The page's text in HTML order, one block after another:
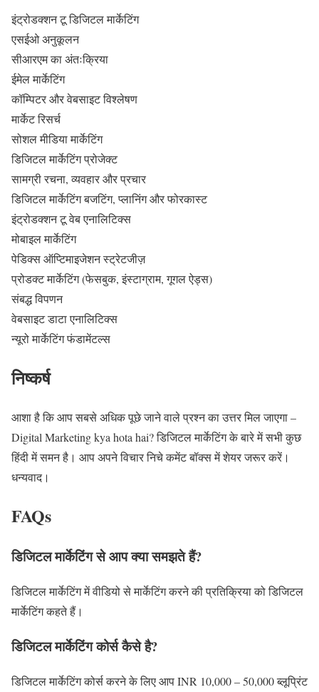
इंट्रोडक्शन टू डिजिटल मार्केटिंग
एसईओ अनुकूलन
सीआरएम का अंतःक्रिया
ईमेल मार्केटिंग
कॉम्पिटर और वेबसाइट विश्लेषण
मार्केट रिसर्च
सोशल मीडिया मार्केटिंग
डिजिटल मार्केटिंग प्रोजेक्ट
सामग्री रचना, व्यवहार और प्रचार
डिजिटल मार्केटिंग बजटिंग, प्लानिंग और फोरकास्ट
इंट्रोडक्शन टू वेब एनालिटिक्स
मोबाइल मार्केटिंग
पेडिक्स ऑप्टिमाइजेशन स्ट्रेटजीज़
प्रोडक्ट मार्केटिंग (फेसबुक, इंस्टाग्राम, गूगल ऐड्स)
संबद्ध विपणन
वेबसाइट डाटा एनालिटिक्स
न्यूरो मार्केटिंग फंडामेंटल्स
निष्कर्ष
आशा है कि आप सबसे अधिक पूछे जाने वाले प्रश्न का उत्तर मिल जाएगा –
Digital Marketing kya hota hai? डिजिटल मार्केटिंग के बारे में सभी कुछ
हिंदी में समन है। आप अपने विचार निचे कमेंट बॉक्स में शेयर जरूर करें।
धन्यवाद।
FAQs
डिजिटल मार्केटिंग से आप क्या समझते हैं?
डिजिटल मार्केटिंग में वीडियो से मार्केटिंग करने की प्रतिक्रिया को डिजिटल
मार्केटिंग कहते हैं।
डिजिटल मार्केटिंग कोर्स कैसे है?
डिजिटल मार्केटिंग कोर्स करने के लिए आप INR 10,000 – 50,000 ब्लूप्रिंट